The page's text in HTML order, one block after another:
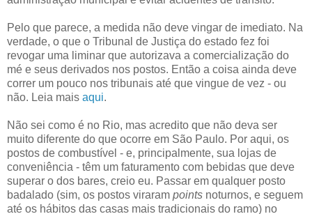
Pelo que parece, a medida não deve vingar de imediato. Na
verdade, o que o Tribunal de Justiça do estado fez foi
revogar uma liminar que autorizava a comercialização do
mé e seus derivados nos postos. Então a coisa ainda deve
correr um pouco nos tribunais até que vingue de vez - ou
não. Leia mais aqui.
Não sei como é no Rio, mas acredito que não deva ser
muito diferente do que ocorre em São Paulo. Por aqui, os
postos de combustível - e, principalmente, sua lojas de
conveniência - têm um faturamento com bebidas que deve
superar o dos bares, creio eu. Passar em qualquer posto
badalado (sim, os postos viraram points noturnos, e seguem
até os hábitos das casas mais tradicionais do ramo) no